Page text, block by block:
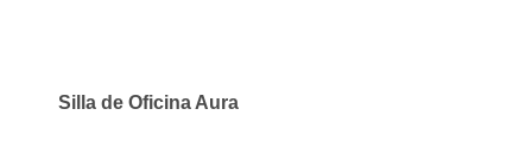
Silla de Oficina Aura